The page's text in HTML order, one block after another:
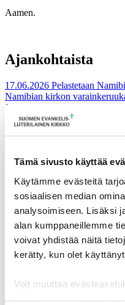
Tämä sivusto käyttää
Käytämme evästeitä
sosiaalisen median
analysoimiseen. Lisäksi
alan kumppaneillemme
voivat yhdistää näitä
kerätty, kun olet
Voit muuttaa
Evästeasetukset
Aamen.
Ajankohtaista
17.06.2026 Pelastetaan
Namibian kirkon
15.06.2026
11.06.2026 Tuomiokapitulin
Lisää ajankohtaista